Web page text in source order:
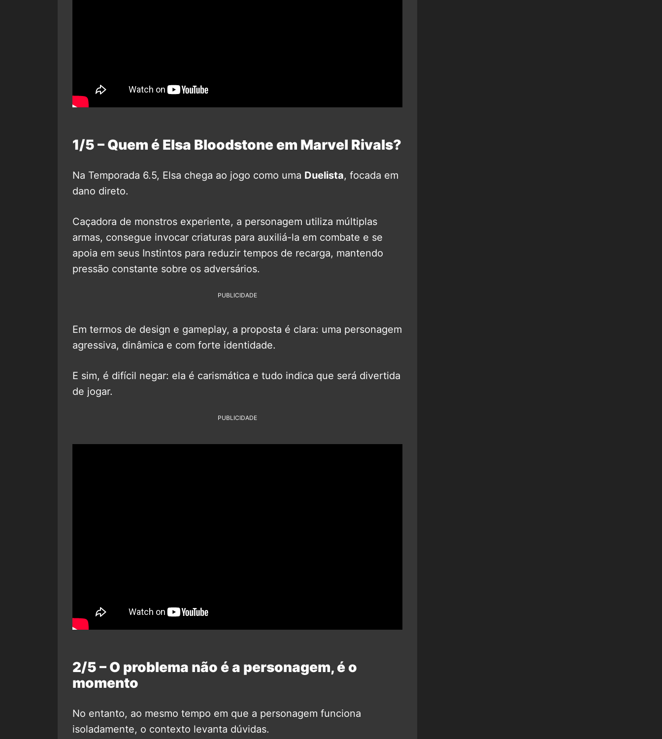
1/5 – Quem é Elsa Bloodstone em Marvel Rivals?
Na Temporada 6.5, Elsa chega ao jogo como uma Duelista, focada em
dano direto.
Caçadora de monstros experiente, a personagem utiliza múltiplas
armas, consegue invocar criaturas para auxiliá-la em combate e se
apoia em seus Instintos para reduzir tempos de recarga, mantendo
pressão constante sobre os adversários.
PUBLICIDADE
Em termos de design e gameplay, a proposta é clara: uma personagem
agressiva, dinâmica e com forte identidade.
E sim, é difícil negar: ela é carismática e tudo indica que será divertida
de jogar.
PUBLICIDADE
2/5 – O problema não é a personagem, é o
momento
No entanto, ao mesmo tempo em que a personagem funciona
isoladamente, o contexto levanta dúvidas.